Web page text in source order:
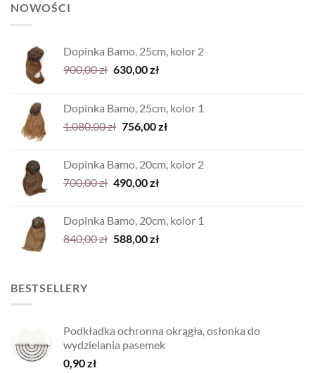
NOWOŚCI
Dopinka Bamo, 25cm, kolor 2
900,00zł Pierwotna
900,00 zł.
630,00złAktualna
630,00 zł.
Dopinka Bamo, 25cm, kolor 1
1.080,00zł Pierwotna
1.080,00 zł.
756,00złAktualna
756,00 zł.
Dopinka Bamo, 20cm, kolor 2
700,00zł Pierwotna
700,00 zł.
490,00złAktualna
490,00 zł.
Dopinka Bamo, 20cm, kolor 1
840,00zł Pierwotna
588,00złAktualna
BESTSELLERY
Podkładka ochronna okrągła, osłonka do
wydzielania pasemek
0,90zł